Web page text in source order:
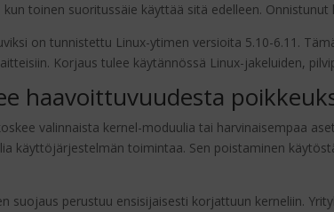
toinen suoritussäie käyttää sitä edelleen.
on tunnistettu Linux-ytimen versioita 5.10-6.11.
Korjaus tulee käytännössä Linux-jakeluiden,
haavoittuvuudesta
valinnaista kernel-moduulia tai harvinaisempaa
käyttöjärjestelmän toimintaa. Sen poistaminen
suojaus perustuu ensisijaisesti korjattuun kerneliin.